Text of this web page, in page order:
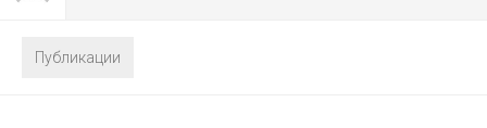
Публикации